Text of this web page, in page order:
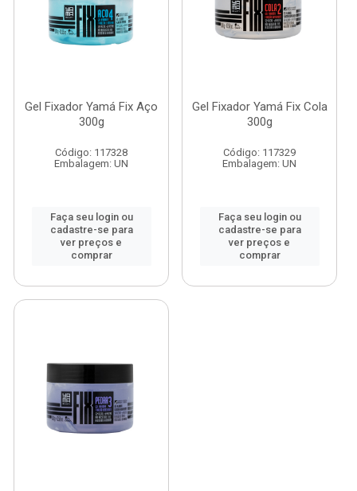
Gel Fixador Yamá Fix Aço
300g
Código: 117328
Embalagem: UN
Faça seu login ou
cadastre-se para
ver preços e
comprar
Gel Fixador Yamá Fix Cola
300g
Código: 117329
Embalagem: UN
Faça seu login ou
cadastre-se para
ver preços e
comprar